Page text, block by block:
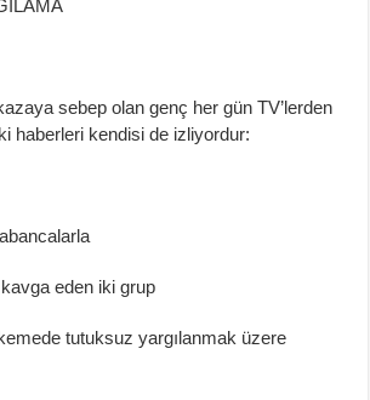
sebep olan genç her gün TV’lerden
haberleri kendisi de izliyordur:
eden iki grup
tutuksuz yargılanmak üzere